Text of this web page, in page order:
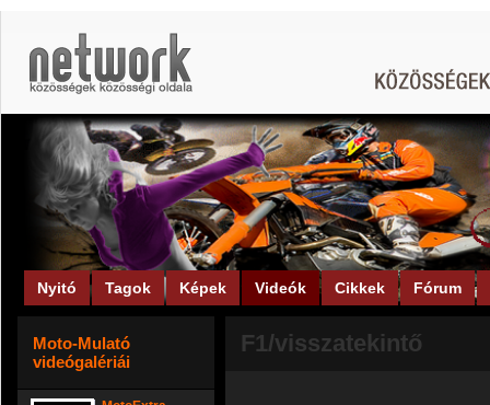
Nyitó Tagok Képek Videók Cikkek Fórum
Moto-Mulató
videógalériái
F1/visszatekintő